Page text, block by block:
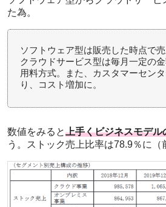
た為。
ソフトウェア型は販売した時点で売
クラウドサービス型は毎月一定の
用料方式。また、カスタマーセン
り、コスト増加に。
数値をみると上手くビジネスモデル
う。ストック売上比率は78.9％に（